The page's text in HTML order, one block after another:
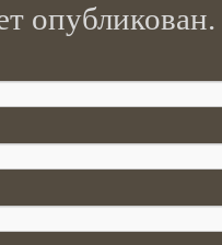
опубликован.